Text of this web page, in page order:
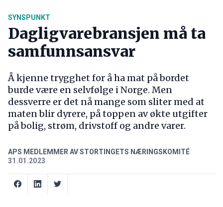
SYNSPUNKT
Dagligvarebransjen må ta
samfunnsansvar
Å kjenne trygghet for å ha mat på bordet
burde være en selvfølge i Norge. Men
dessverre er det nå mange som sliter med at
maten blir dyrere, på toppen av økte utgifter
på bolig, strøm, drivstoff og andre varer.
APS MEDLEMMER AV STORTINGETS NÆRINGSKOMITÉ
31.01.2023